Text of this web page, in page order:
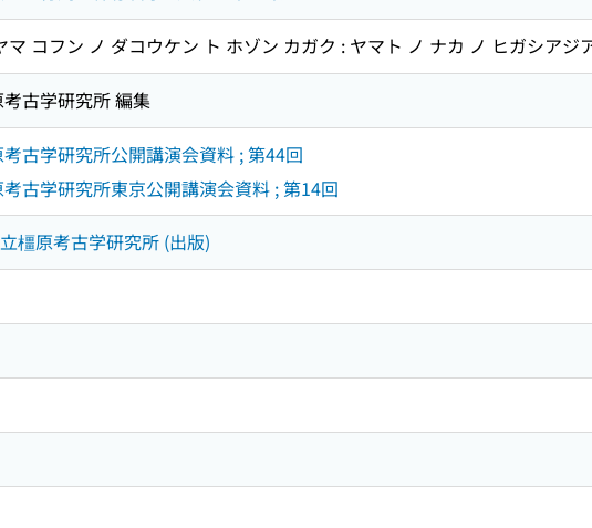
マ コフン ノ ダコウケン ト ホゾン カガク : ヤマト ノ ナカ ノ ヒガシアジ
古学研究所 編集
古学研究所公開講演会資料 ; 第44回
古学研究所東京公開講演会資料 ; 第14回
橿原考古学研究所 (出版)